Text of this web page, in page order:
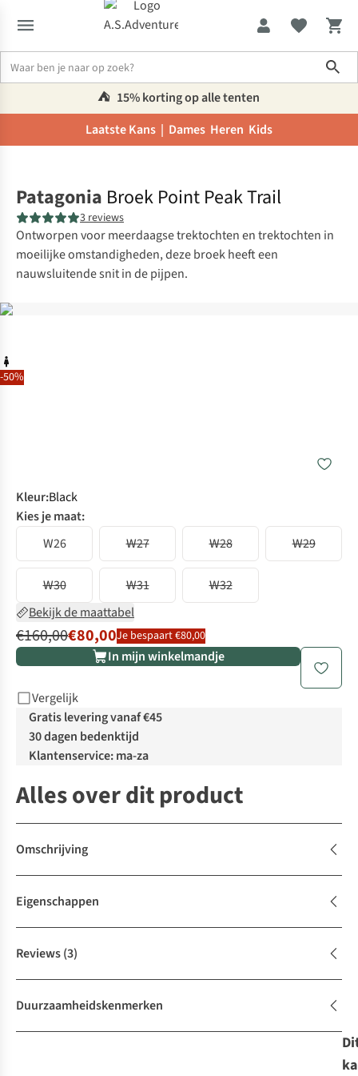
⛺️ 15% korting op alle tenten
Laatste Kans | Dames Heren Kids
-50%
Patagonia Broek Point Peak Trail
3 reviews
Ontworpen voor meerdaagse trektochten en trektochten in
moeilijke omstandigheden, deze broek heeft een
nauwsluitende snit in de pijpen.
Kleur:Black
Kies je maat:
W26
W27 W28 W29
W30 W31
W32
Bekijk de maattabel
€160,00€80,00Je bespaart €80,00
In mijn winkelmandje
Vergelijk
Gratis levering vanaf €45
30 dagen bedenktijd
Klantenservice: ma-za
Alles over dit product
Omschrijving
Eigenschappen
Reviews(3)
Duurzaamheidskenmerken